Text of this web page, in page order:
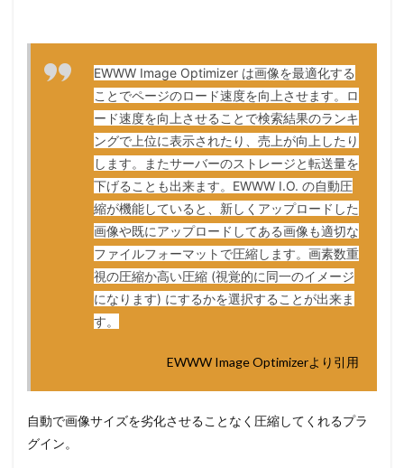
EWWW Image Optimizer は画像を最適化する
ことでページのロード速度を向上させます。ロ
ード速度を向上させることで検索結果のランキ
ングで上位に表示されたり、売上が向上したり
します。またサーバーのストレージと転送量を
下げることも出来ます。EWWW I.O. の自動圧
縮が機能していると、新しくアップロードした
画像や既にアップロードしてある画像も適切な
ファイルフォーマットで圧縮します。画素数重
視の圧縮か高い圧縮 (視覚的に同一のイメージ
になります) にするかを選択することが出来ま
す。
EWWW Image Optimizerより引用
自動で画像サイズを劣化させることなく圧縮してくれるプラ
グイン。